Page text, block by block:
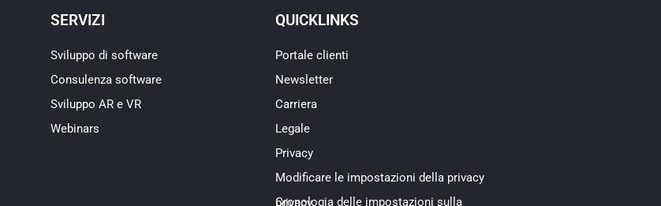
SERVIZI
Sviluppo di software
Consulenza software
Sviluppo AR e VR
Webinars
QUICKLINKS
Portale clienti
Newsletter
Carriera
Legale
Privacy
Modificare le impostazioni della privacy
Cronologia delle impostazioni sulla privacy